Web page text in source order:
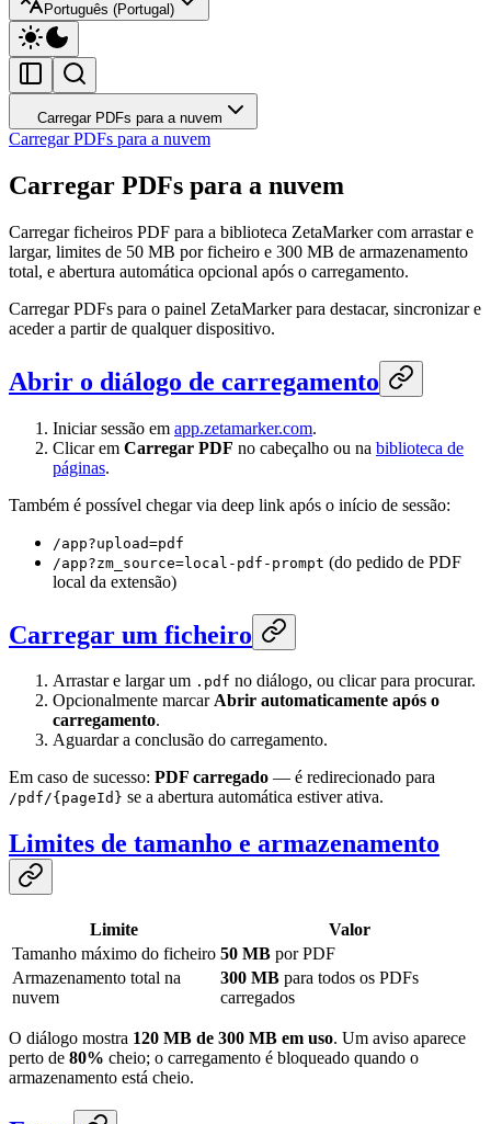
Português (Portugal)
Carregar PDFs para a nuvem
Carregar PDFs para a nuvem
Carregar PDFs para a nuvem
Carregar ficheiros PDF para a biblioteca ZetaMarker com arrastar e
largar, limites de 50 MB por ficheiro e 300 MB de armazenamento
total, e abertura automática opcional após o carregamento.
Carregar PDFs para o painel ZetaMarker para destacar, sincronizar e
aceder a partir de qualquer dispositivo.
Abrir o diálogo de carregamento
Iniciar sessão em app.zetamarker.com.
Clicar em Carregar PDF no cabeçalho ou na biblioteca de
páginas.
Também é possível chegar via deep link após o início de sessão:
/app?upload=pdf
/app?zm_source=local-pdf-prompt (do pedido de PDF
local da extensão)
Carregar um ficheiro
Arrastar e largar um .pdf no diálogo, ou clicar para procurar.
Opcionalmente marcarAbrir automaticamente após o
carregamento.
Aguardar a conclusão do carregamento.
Em caso de sucesso: PDF carregado — é redirecionado para
/pdf/{pageId} se a abertura automática estiver ativa.
Limites de tamanho e armazenamento
Limite
Valor
Tamanho máximo do ficheiro 50 MB por PDF
Armazenamento total na
nuvem
300 MB para todos os PDFs
carregados
O diálogo mostra 120 MB de 300 MB em uso. Um aviso aparece
perto de 80% cheio; o carregamento é bloqueado quando o
armazenamento está cheio.